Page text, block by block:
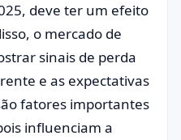
deve ter um efeito
o mercado de
sinais de perda
e as expectativas
fatores importantes
influenciam a